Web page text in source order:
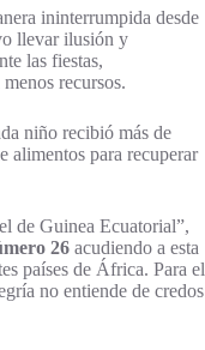
ininterrumpida desde
llevar ilusión y
las fiestas,
recursos.
niño recibió más de
alimentos para recuperar
de Guinea Ecuatorial”,
26 acudiendo a esta
países de África. Para el
no entiende de credos